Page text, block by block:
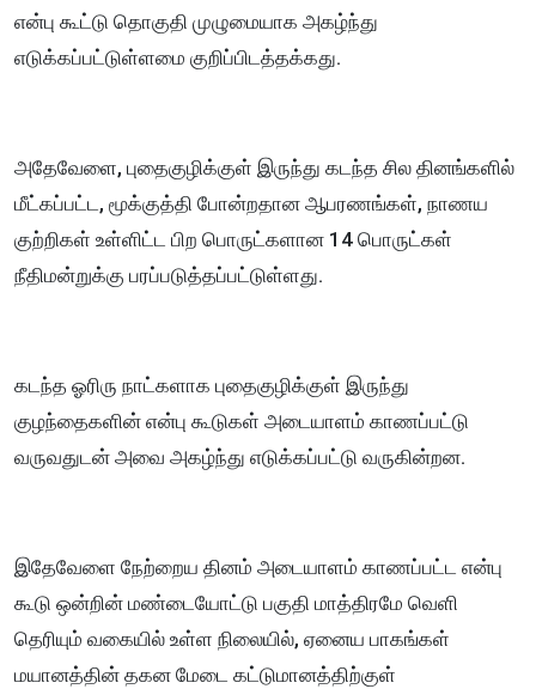
என்பு கூட்டு தொகுதி முழுமையாக அகழ்ந்து
எடுக்கப்பட்டுள்ளமை குறிப்பிடத்தக்கது.
அதேவேளை, புதைகுழிக்குள் இருந்து கடந்த சில தினங்களில்
மீட்கப்பட்ட, மூக்குத்தி போன்றதான ஆபரணங்கள், நாணய
குற்றிகள் உள்ளிட்ட பிற பொருட்களான 14 பொருட்கள்
நீதிமன்றுக்கு பரப்படுத்தப்பட்டுள்ளது.
கடந்த ஓரிரு நாட்களாக புதைகுழிக்குள் இருந்து
குழந்தைகளின் என்பு கூடுகள் அடையாளம் காணப்பட்டு
வருவதுடன் அவை அகழ்ந்து எடுக்கப்பட்டு வருகின்றன.
இதேவேளை நேற்றைய தினம் அடையாளம் காணப்பட்ட என்பு
கூடு ஒன்றின் மண்டையோட்டு பகுதி மாத்திரமே வெளி
தெரியும் வகையில் உள்ள நிலையில், ஏனைய பாகங்கள்
மயானத்தின் தகன மேடை கட்டுமானத்திற்குள்